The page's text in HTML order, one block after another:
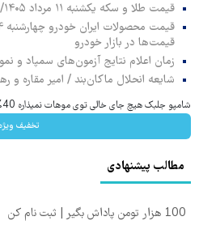
قیمت طلا و سکه یکشنبه ۱۱ مرداد ۱۴۰۵/ ریزش سنگین سکه امامی
قیمت‌ها در بازار خودرو
زمان اعلام نتایج آزمون‌های سمپاد و
شایعه انحلال ماکان‌بند / امیر مقاره و
شامپو جلبک هیچ جای خالی توی موهات نمیذاره 40%تخفیف
تخفیف
مطالب پیشنهادی
100 هزار تومن پاداش بگیر | ثبت نام کن